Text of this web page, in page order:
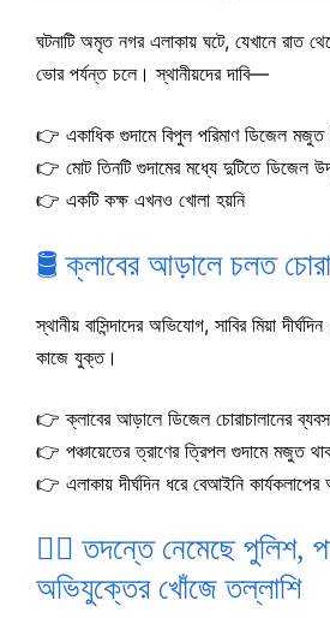
ঘটনাটি অমৃত নগর এলাকায় ঘটে, যেখানে রাত
ভোর পর্যন্ত চলে। স্থানীয়দের দাবি—
👉 একাধিক গুদামে বিপুল পরিমাণ ডিজেল মজুত
👉 মোট তিনটি গুদামের মধ্যে দুটিতে ডিজেল
👉 একটি কক্ষ এখনও খোলা হয়নি
🛢️ ক্লাবের আড়ালে চলত
স্থানীয় বাসিন্দাদের অভিযোগ, সাবির মিয়া
কাজে যুক্ত।
👉 ক্লাবের আড়ালে ডিজেল চোরাচালানের
👉 পঞ্চায়েতের ত্রাণের ত্রিপল গুদামে মজুত
👉 এলাকায় দীর্ঘদিন ধরে বেআইনি
👮‍♂️ তদন্তে নেমেছে পুলিশ,
অভিযুক্তের খোঁজে তল্লাশি